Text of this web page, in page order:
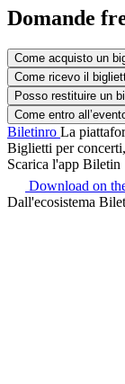
Domande
Come acquisto un
Come ricevo il
Posso restituire un
Come entro
Biletinro La
Biglietti per
Scarica l'app Biletin
Download on
Dall'ecosistema